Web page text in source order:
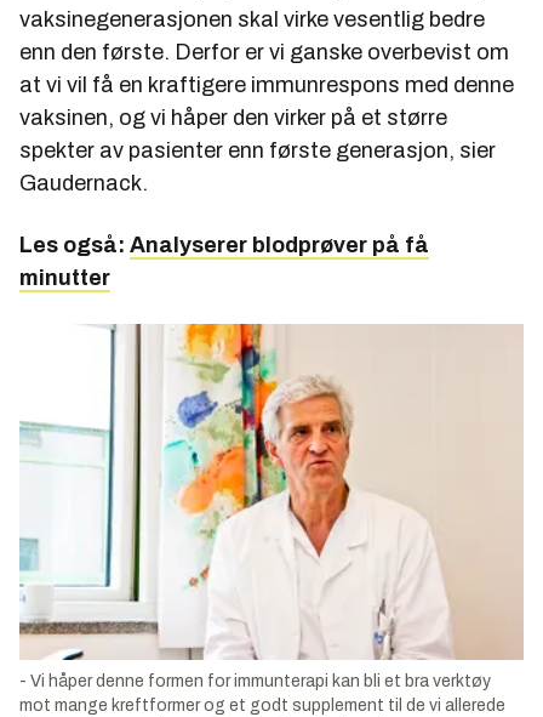
vaksinegenerasjonen skal virke vesentlig bedre
enn den første. Derfor er vi ganske overbevist om
at vi vil få en kraftigere immunrespons med denne
vaksinen, og vi håper den virker på et større
spekter av pasienter enn første generasjon, sier
Gaudernack.
Les også: Analyserer blodprøver på få
minutter
- Vi håper denne formen for immunterapi kan bli et bra verktøy
mot mange kreftformer og et godt supplement til de vi allerede